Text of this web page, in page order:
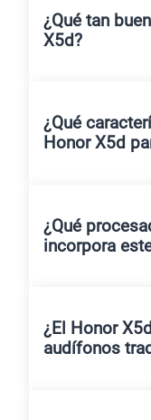
¿Qué tan
X5d?
¿Qué
Honor X5d
¿Qué
incorpora
¿El Honor
audífonos